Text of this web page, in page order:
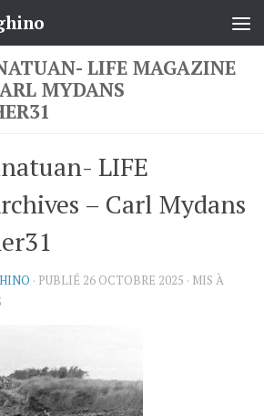
LIFE MAGAZINE
MYDANS
LIFE
– Carl Mydans
· PUBLIÉ 26 OCTOBRE 2025 · MIS À